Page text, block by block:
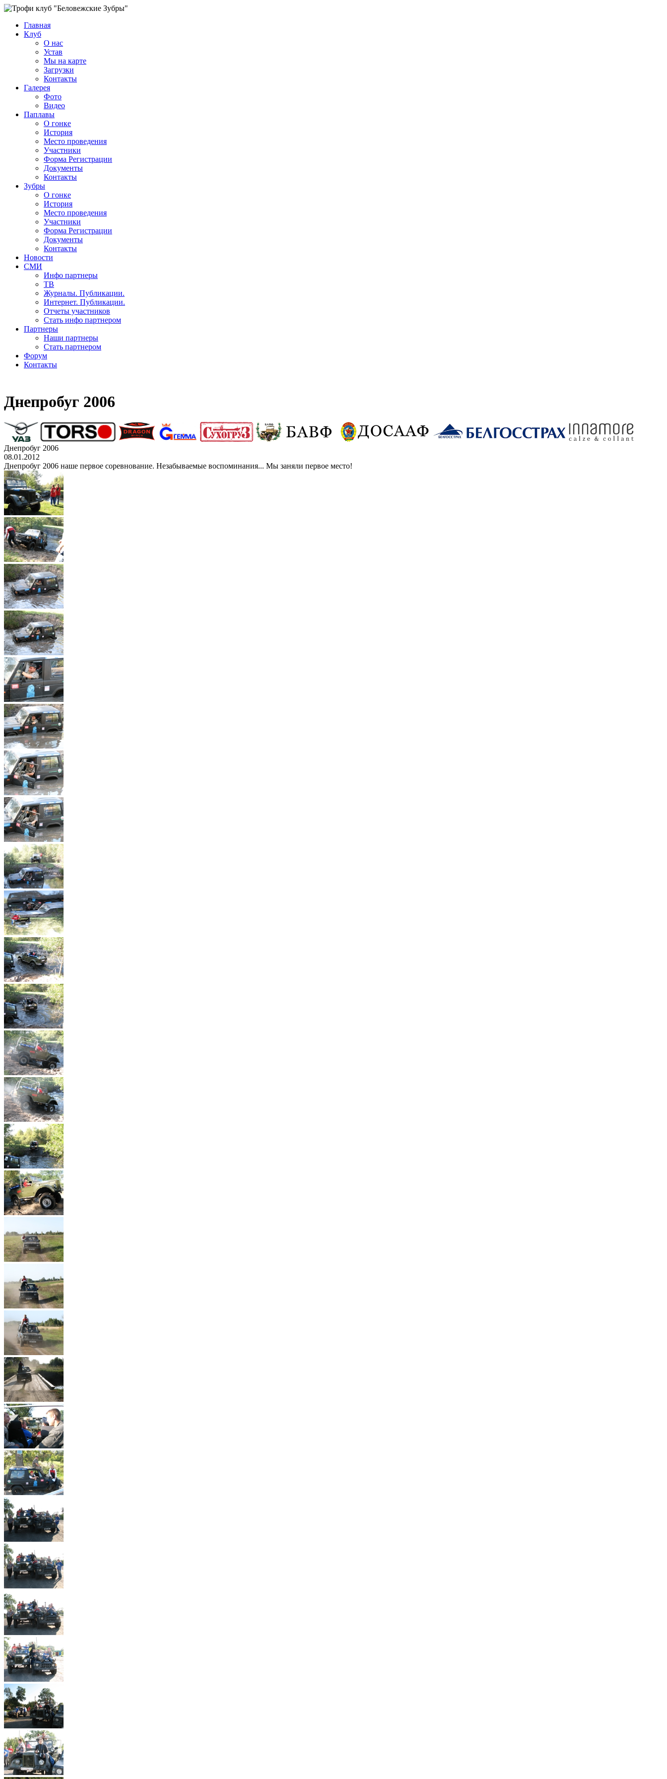
Главная
Клуб
О нас
Устав
Мы на карте
Загрузки
Контакты
Галерея
Фото
Видео
Паплавы
О гонке
История
Место проведения
Участники
Форма Регистрации
Документы
Контакты
Зубры
О гонке
История
Место проведения
Участники
Форма Регистрации
Документы
Контакты
Новости
СМИ
Инфо партнеры
ТВ
Журналы. Публикации.
Интернет. Публикации.
Отчеты участников
Стать инфо партнером
Партнеры
Наши партнеры
Стать партнером
Форум
Контакты
Днепробуг 2006
Днепробуг 2006
08.01.2012
Днепробуг 2006 наше первое соревнование. Незабываемые воспоминания... Мы заняли первое место!